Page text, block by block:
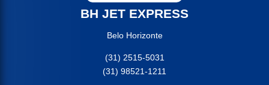
BH JET EXPRESS
Belo Horizonte
(31) 2515-5031
(31) 98521-1211